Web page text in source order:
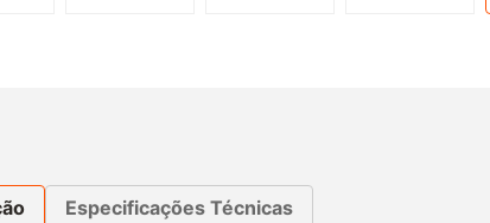
Especificações Técnicas